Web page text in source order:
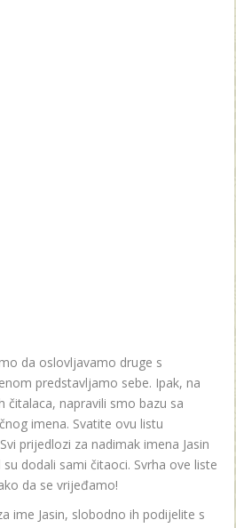
da oslovljavamo druge s
predstavljamo sebe. Ipak, na
čitalaca, napravili smo bazu sa
imena. Svatite ovu listu
prijedlozi za nadimak imena Jasin
dodali sami čitaoci. Svrha ove liste
da se vrijeđamo!
ime Jasin, slobodno ih podijelite s